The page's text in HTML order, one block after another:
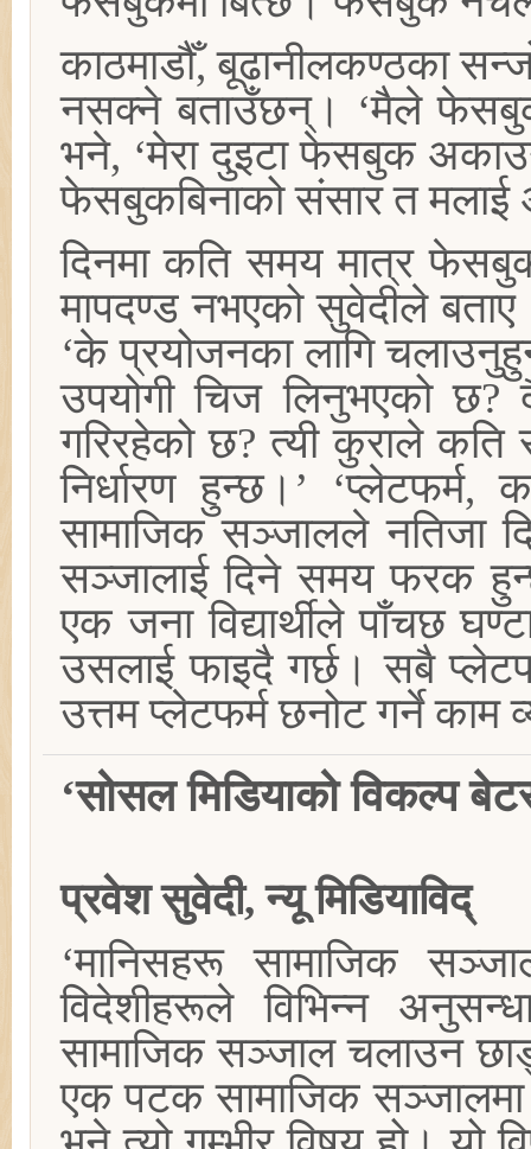
काठमाडौँ, बूढानीलकण्ठका
नसक्ने बताउँछन्। ‘मैले
भने, ‘मेरा दुइटा फेसबुक
फेसबुकबिनाको संसार त मलाई
दिनमा कति समय मात्र
मापदण्ड नभएको सुवेदीले
‘के प्रयोजनका लागि
उपयोगी चिज लिनुभएको
गरिरहेको छ? त्यी कुराले
निर्धारण हुन्छ।’ ‘प्लेटफर्म,
सामाजिक सञ्जालले नतिजा
सञ्जालाई दिने समय फरक
एक जना विद्यार्थीले पाँचछ
उसलाई फाइदै गर्छ। सबै
उत्तम प्लेटफर्म छनोट गर्ने काम
‘सोसल मिडियाको विकल्प
प्रवेश सुवेदी, न्यू मिडियाविद्
‘मानिसहरू सामाजिक
विदेशीहरूले विभिन्न
सामाजिक सञ्जाल चलाउन
एक पटक सामाजिक